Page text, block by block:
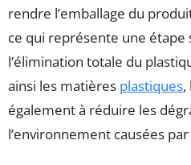
rendre l’emballage du
ce qui représente une étape
l’élimination totale du
ainsi les matières plastiques,
également à réduire les
l’environnement causées